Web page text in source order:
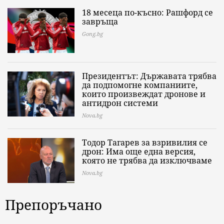
18 месеца по-късно: Рашфорд се
завръща
Gong.bg
Президентът: Държавата трябва
да подпомогне компаниите,
които произвеждат дронове и
антидрон системи
Nova.bg
Тодор Тагарев за взривилия се
дрон: Има още една версия,
която не трябва да изключваме
Nova.bg
Препоръчано